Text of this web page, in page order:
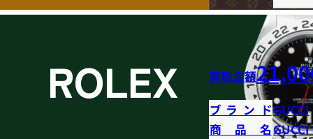
買取金額
ブランドGUCCI
商品名